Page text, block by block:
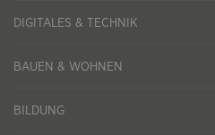
DIGITALES & TECHNIK
BAUEN & WOHNEN
BILDUNG